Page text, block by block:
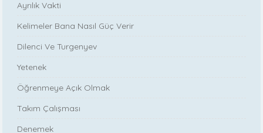
Ayrılık Vakti
Kelimeler Bana Nasıl Güç Verir
Dilenci Ve Turgenyev
Yetenek
Öğrenmeye Açık Olmak
Takım Çalışması
Denemek